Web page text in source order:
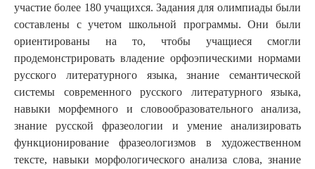
участие более 180 учащихся. Задания для олимпиады были
составлены с учетом школьной программы. Они были
ориентированы на то, чтобы учащиеся смогли
продемонстрировать владение орфоэпическими нормами
русского литературного языка, знание семантической
системы современного русского литературного языка,
навыки морфемного и словообразовательного анализа,
знание русской фразеологии и умение анализировать
функционирование фразеологизмов в художественном
тексте, навыки морфологического анализа слова, знание